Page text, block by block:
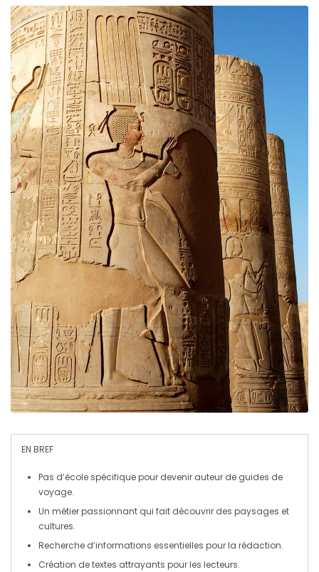
EN BREF
Pas d’école spécifique pour devenir auteur de guides de
voyage.
Un métier passionnant qui fait découvrir des paysages et
cultures.
Recherche d’informations essentielles pour la rédaction.
Création detextes attrayants pour les lecteurs.